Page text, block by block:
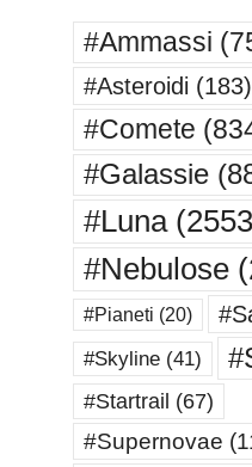
#Ammassi
#Asteroidi (183)
#Comete
#Galassie
#Luna
#Nebulose
#Pianeti (20)
#Skyline(41)
#Startrail (67)
#Supernovae